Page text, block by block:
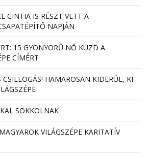
CINTIA IS RÉSZT VETT A
NAPJÁN
15 GYÖNYÖRŰ NŐ KÜZD A
CÍMÉRT
CSILLOGÁS! HAMAROSAN KIDERÜL, KI
SOKKOLNAK
VILÁGSZÉPE KARITATÍV